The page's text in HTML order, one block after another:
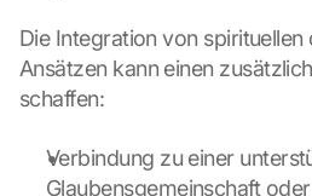
Die Integration von
Ansätzen kann einen
schaffen:
Verbindung zu einer
Glaubensgemeinschaft
t
o
g
l